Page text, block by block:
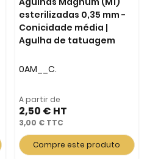
esterilizadas 0,35 mm -
Conicidade média |
Agulha de tatuagem
0AM__C.
A partir de
2,50 €
3,00 €
Compre este produto